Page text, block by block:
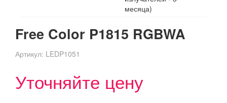
месяца)
Free Color P1815 RGBWA
Артикул: LEDP1051
Уточняйте цену